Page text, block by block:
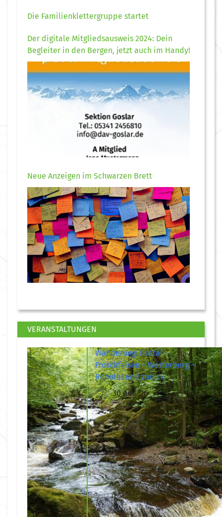
Die Familienklettergruppe startet
Der digitale Mitgliedsausweis 2024: Dein
Begleiter in den Bergen, jetzt auch im Handy!
Neue Anzeigen im Schwarzen Brett
VERANSTALTUNGEN
Wanderung: Ilsetal –
Froschfelsen – Westerberg –
Rohntal und zurück
30 Aug. 26